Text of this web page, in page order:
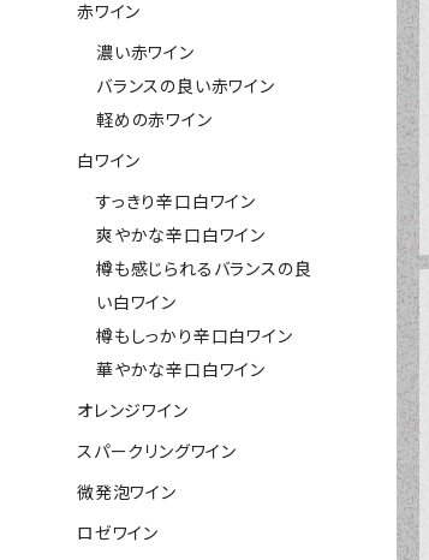
赤ワイン
濃い赤ワイン
バランスの良い赤ワイン
軽めの赤ワイン
白ワイン
すっきり辛口白ワイン
爽やかな辛口白ワイン
樽も感じられるバランスの良
い白ワイン
樽もしっかり辛口白ワイン
華やかな辛口白ワイン
オレンジワイン
スパークリングワイン
微発泡ワイン
ロゼワイン